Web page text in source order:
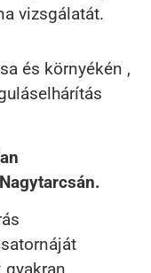
vizsgálatát.
és környékén ,